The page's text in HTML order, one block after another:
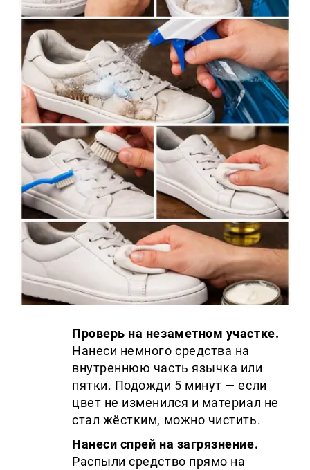
Проверь на незаметном участке.
Нанеси немного средства на
внутреннюю часть язычка или
пятки. Подожди 5 минут — если
цвет не изменился и материал не
стал жёстким, можно чистить.
Нанеси спрей на загрязнение.
Распыли средство прямо на